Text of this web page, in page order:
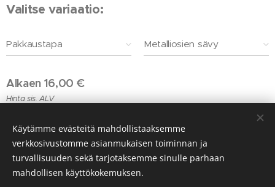
Valitse variaatio:
Pakkaustapa Metalliosien sävy
Alkaen 16,00 €
Hinta sis. ALV
© 2026 vissiby
Evästeet
Käytämme evästeitä mahdollistaaksemme
verkkosivustomme asianmukaisen toiminnan ja
turvallisuuden sekä tarjotaksemme sinulle parhaan
mahdollisen käyttökokemuksen.